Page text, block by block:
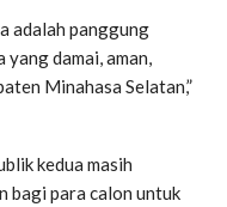
adalah panggung
damai, aman,
Minahasa Selatan,”
kedua masih
bagi para calon untuk